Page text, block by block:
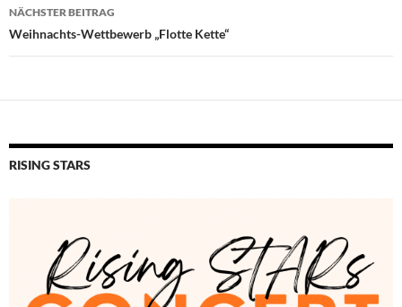
NÄCHSTER BEITRAG
Weihnachts-Wettbewerb „Flotte Kette“
RISING STARS